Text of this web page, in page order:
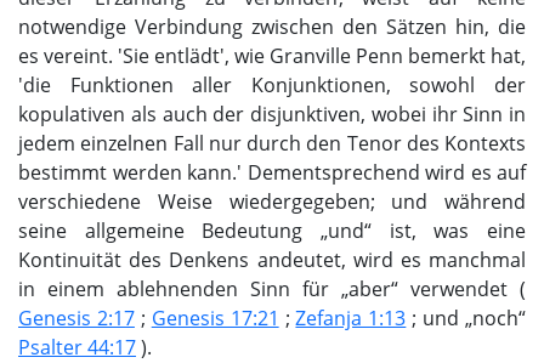
notwendige Verbindung zwischen den Sätzen hin, die
es vereint. 'Sie entlädt', wie Granville Penn bemerkt hat,
'die Funktionen aller Konjunktionen, sowohl der
kopulativen als auch der disjunktiven, wobei ihr Sinn in
jedem einzelnen Fall nur durch den Tenor des Kontexts
bestimmt werden kann.' Dementsprechend wird es auf
verschiedene Weise wiedergegeben; und während
seine allgemeine Bedeutung „und“ ist, was eine
Kontinuität des Denkens andeutet, wird es manchmal
in einem ablehnenden Sinn für „aber“ verwendet (
Genesis 2:17; Genesis 17:21 ;Zefanja 1:13 ; und „noch“
Psalter 44:17).